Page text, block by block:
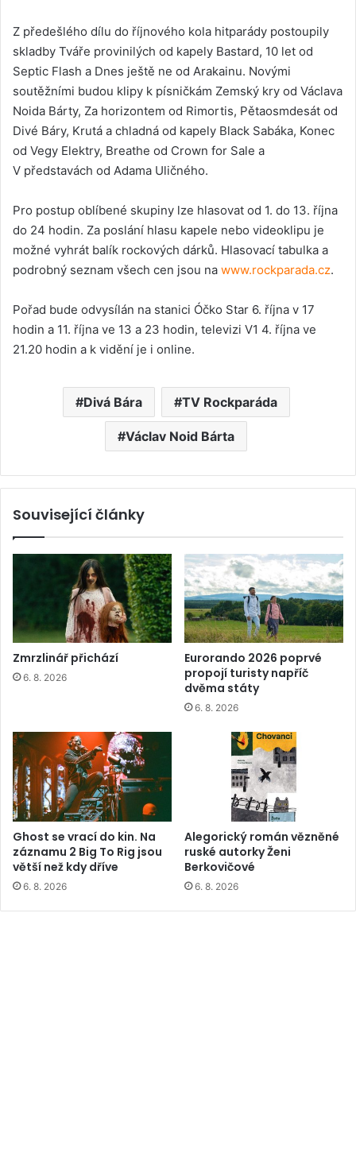
Z předešlého dílu do říjnového kola hitparády postoupily
skladby Tváře provinilých od kapely Bastard, 10 let od
Septic Flash a Dnes ještě ne od Arakainu. Novými
soutěžními budou klipy k písničkám Zemský kry od Václava
Noida Bárty, Za horizontem od Rimortis, Pětaosmdesát od
Divé Báry, Krutá a chladná od kapely Black Sabáka, Konec
od Vegy Elektry, Breathe od Crown for Sale a
V představách od Adama Uličného.
Pro postup oblíbené skupiny lze hlasovat od 1. do 13. října
do 24 hodin. Za poslání hlasu kapele nebo videoklipu je
možné vyhrát balík rockových dárků. Hlasovací tabulka a
podrobný seznam všech cen jsou na www.rockparada.cz.
Pořad bude odvysílán na stanici Óčko Star 6. října v 17
hodin a 11. října ve 13 a 23 hodin, televizi V1 4. října ve
21.20 hodin a k vidění je i online.
Divá Bára TV Rockparáda
Václav Noid Bárta
Související články
Zmrzlinář přichází
6. 8. 2026
Eurorando 2026 poprvé
propojí turisty napříč
dvěma státy
6. 8. 2026
Ghost se vrací do kin. Na
záznamu 2 Big To Rig jsou
větší než kdy dříve
6. 8. 2026
Alegorický román vězněné
ruské autorky Ženi
Berkovičové
6. 8. 2026